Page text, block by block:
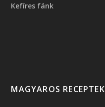
Kefíres fánk
MAGYAROS RECEPTEK